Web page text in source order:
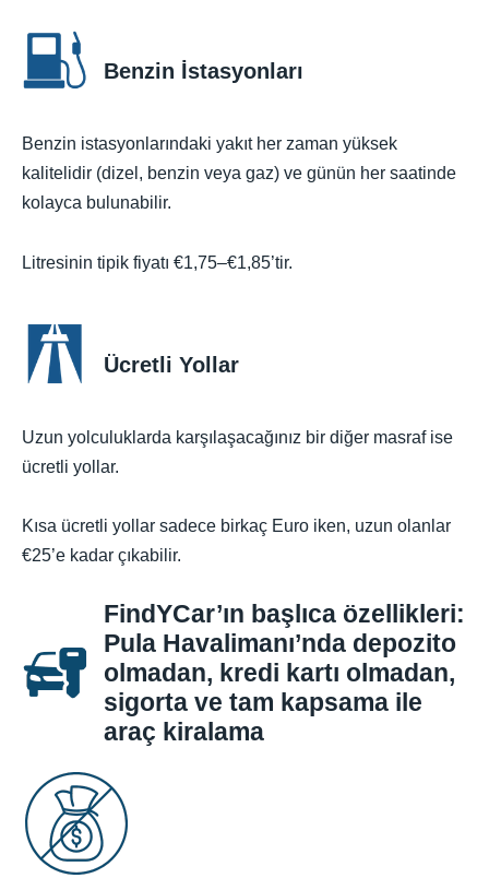
Benzin İstasyonları
Benzin istasyonlarındaki yakıt her zaman yüksek
kalitelidir (dizel, benzin veya gaz) ve günün her saatinde
kolayca bulunabilir.
Litresinin tipik fiyatı €1,75–€1,85’tir.
Ücretli Yollar
Uzun yolculuklarda karşılaşacağınız bir diğer masraf ise
ücretli yollar.
Kısa ücretli yollar sadece birkaç Euro iken, uzun olanlar
€25’e kadar çıkabilir.
FindYCar’ın başlıca özellikleri:
Pula Havalimanı’nda depozito
olmadan, kredi kartı olmadan,
sigorta ve tam kapsama ile
araç kiralama